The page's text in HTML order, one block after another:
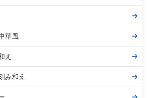
華風
え
み和え